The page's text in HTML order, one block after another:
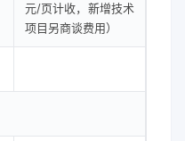
元/页计收，新增技术
项目另商谈费用）